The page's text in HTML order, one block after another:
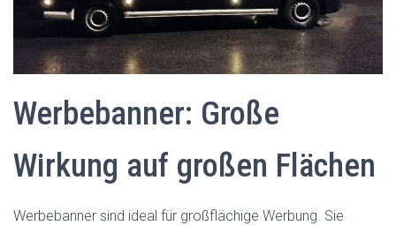
Werbebanner: Große
Wirkung auf großen Flächen
Werbebanner sind ideal für großflächige Werbung. Sie